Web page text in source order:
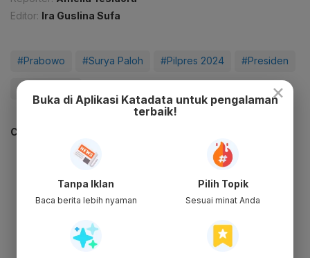
Editor: Ira Guslina Sufa
#Prabowo #Surya Paloh #Pilpres 2024 #Presiden
#Update Me
CEK JUGA DATA INI
×
Buka di Aplikasi Katadata untuk pengalaman
terbaik!
Tanpa Iklan
Baca berita lebih nyaman
Pilih Topik
Sesuai minat Anda